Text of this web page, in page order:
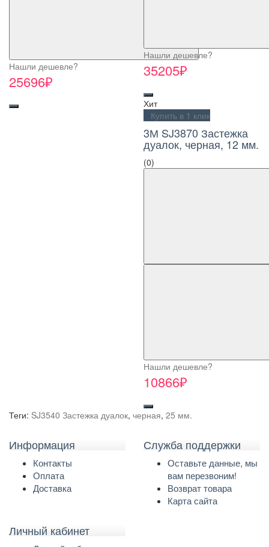
Нашли дешевле?
25696₽
Нашли дешевле?
35205₽
Хит
Купить в 1 клик
3М SJ3870 Застежка
дуалок, черная, 12 мм.
(0)
Нашли дешевле?
10866₽
Теги: SJ3540 Застежка дуалок, черная, 25 мм.
Информация
Контакты
Оплата
Доставка
Служба поддержки
Оставьте данные, мы
вам перезвоним!
Возврат товара
Карта сайта
Личный кабинет